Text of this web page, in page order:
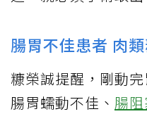
腸胃不佳患者 肉
糠榮誠提醒，剛動
腸胃蠕動不佳、 腸